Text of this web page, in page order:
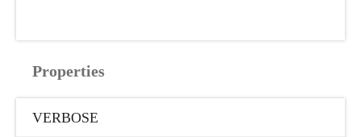
Properties
VERBOSE